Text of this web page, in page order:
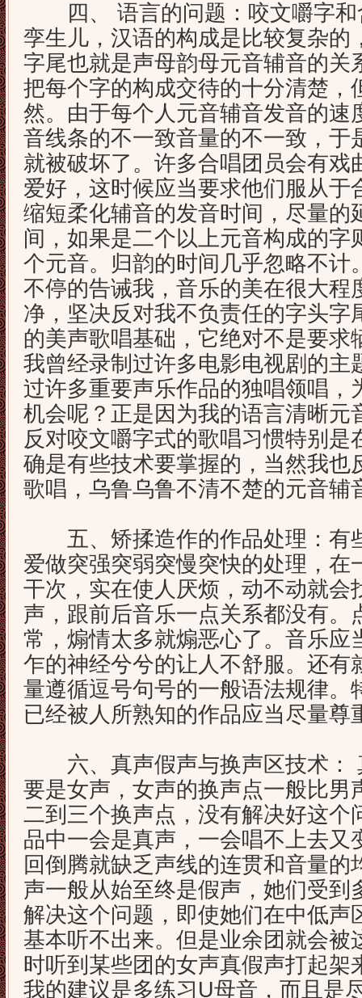
四、 语言的问题：咬文嚼字和
孪生儿，汉语的构成是比较复杂的
字尾也就是声母韵母元音辅音的关
把每个字的构成交待的十分清楚，
然。由于每个人元音辅音发音的速
音线条的不一致音量的不一致，于
就被破坏了。许多合唱团员会有戏
爱好，这时候应当要求他们服从于
缩短柔化辅音的发音时间，尽量的
间，如果是二个以上元音构成的字
个元音。归韵的时间几乎忽略不计
不停的告诫我，音乐的美在很大程
净，坚决反对我不负责任的字头字
的美声歌唱基础，它绝对不是要求
我曾经录制过许多电影电视剧的主
过许多重要声乐作品的独唱领唱，
机会呢？正是因为我的语言清晰元
反对咬文嚼字式的歌唱习惯特别是
确是有些技术要掌握的，当然我也
歌唱，乌鲁乌鲁不清不楚的元音辅
五、矫揉造作的作品处理：有
爱做突强突弱突慢突快的处理，在
干次，实在使人厌烦，动不动就会
声，跟前后音乐一点关系都没有。
常，煽情太多就煽恶心了。音乐应
乍的神经兮兮的让人不舒服。还有
量遵循逗号句号的一般语法规律。
已经被人所熟知的作品应当尽量尊
六、真声假声与换声区技术：
要是女声，女声的换声点一般比男
二到三个换声点，没有解决好这个
品中一会是真声，一会唱不上去又
回倒腾就缺乏声线的连贯和音量的
声一般从始至终是假声，她们受到
解决这个问题，即使她们在中低声
基本听不出来。但是业余团就会被
时听到某些团的女声真假声打起架
我的建议是多练习U母音，而且是